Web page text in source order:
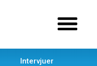
Intervjuer